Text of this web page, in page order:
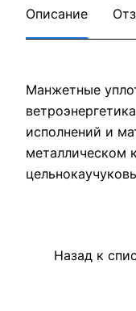
Описание
Манжетные
исполнений и
металлическом
Назад к